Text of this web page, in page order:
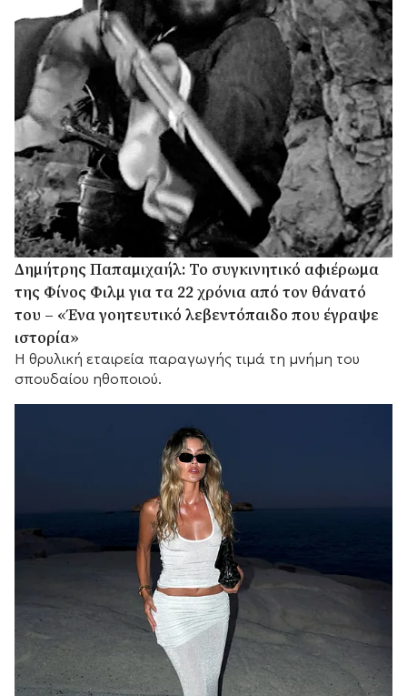
Δημήτρης Παπαμιχαήλ: Το συγκινητικό αφιέρωμα
της Φίνος Φιλμ για τα 22 χρόνια από τον θάνατό
του – «Ένα γοητευτικό λεβεντόπαιδο που έγραψε
ιστορία»
Η θρυλική εταιρεία παραγωγής τιμά τη μνήμη του
σπουδαίου ηθοποιού.